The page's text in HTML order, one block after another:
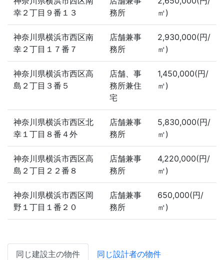
幸２丁目９番１３
務所
㎡)
神奈川県横浜市西区南
幸２丁目１７番７
店舗兼事
務所
2,930,000(円/
㎡)
神奈川県横浜市西区高
島２丁目３番５
店舗、事
務所兼住
宅
1,450,000(円/
㎡)
神奈川県横浜市西区北
幸１丁目８番４外
店舗兼事
務所
5,830,000(円/
㎡)
神奈川県横浜市西区高
島２丁目２２番８
店舗兼事
務所
4,220,000(円/
㎡)
神奈川県横浜市西区岡
野１丁目１番２０
店舗兼事
務所
650,000(円/
㎡)
同じ建設主の物件
同じ設計者の物件